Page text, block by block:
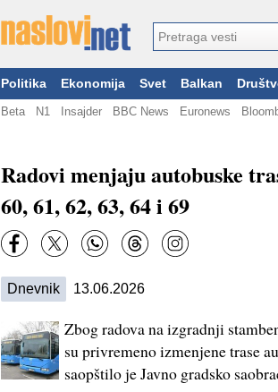
Politika Ekonomija Svet Balkan
Beta N1 Insajder BBC News Euronews
Radovi menjaju autobuske
60, 61, 62, 63, 64 i 69
Dnevnik 13.06.2026
Zbog radova na izgradnji
su privremeno izmenjene trase
saopštilo je Javno gradsko